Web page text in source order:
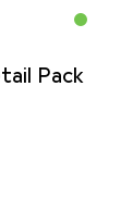
Pack